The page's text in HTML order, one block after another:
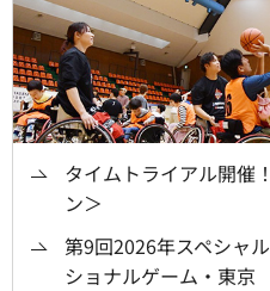
タイムトライアル開催
ン＞
第9回2026年スペシャ
ショナルゲーム・東京